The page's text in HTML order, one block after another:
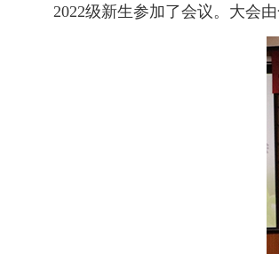
2022级新生参加了会议。大会